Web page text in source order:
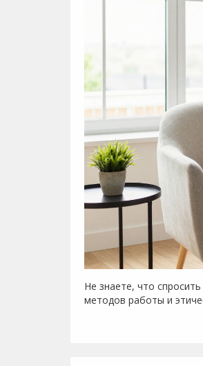
Не знаете, что
методов работы и